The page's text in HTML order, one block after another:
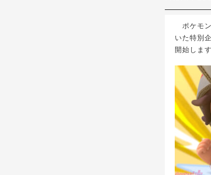
ポケモン
いた特別
開始します